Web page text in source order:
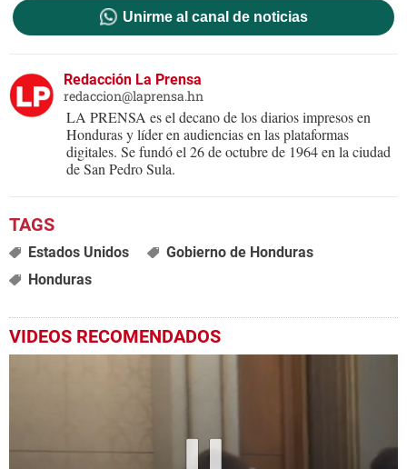
Unirme al canal de noticias
Redacción La Prensa
redaccion@laprensa.hn
LA PRENSA es el decano de los diarios impresos en
Honduras y líder en audiencias en las plataformas
digitales. Se fundó el 26 de octubre de 1964 en la ciudad
de San Pedro Sula.
Estados Unidos
Gobierno de Honduras
Honduras
VIDEOS RECOMENDADOS